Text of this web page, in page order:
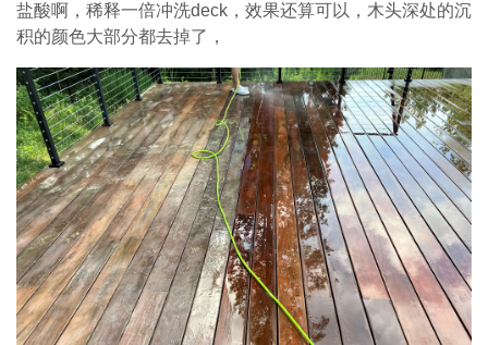
盐酸啊，稀释一倍冲洗deck，效果还算可以，木头深处的沉
积的颜色大部分都去掉了，